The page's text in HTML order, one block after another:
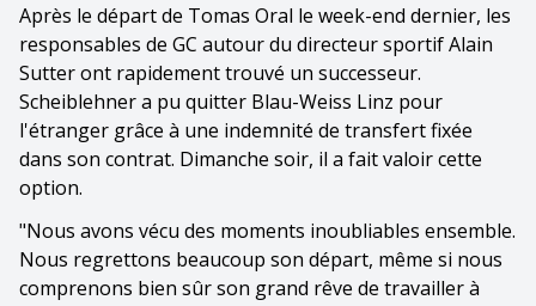
Après le départ de Tomas Oral le week-end dernier, les
responsables de GC autour du directeur sportif Alain
Sutter ont rapidement trouvé un successeur.
Scheiblehner a pu quitter Blau-Weiss Linz pour
l'étranger grâce à une indemnité de transfert fixée
dans son contrat. Dimanche soir, il a fait valoir cette
option.
"Nous avons vécu des moments inoubliables ensemble.
Nous regrettons beaucoup son départ, même si nous
comprenons bien sûr son grand rêve de travailler à